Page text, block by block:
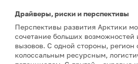
Драйверы, риски и перспективы
Перспективы развития Арктики
сочетание больших возможностей
вызовов. С одной стороны, регион
колоссальным ресурсным,